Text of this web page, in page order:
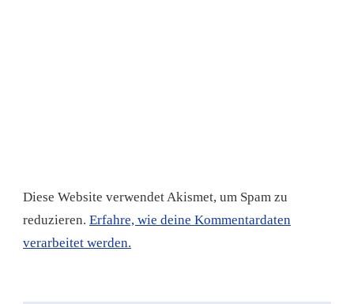
Diese Website verwendet Akismet, um Spam zu
reduzieren. Erfahre, wie deine Kommentardaten
verarbeitet werden.